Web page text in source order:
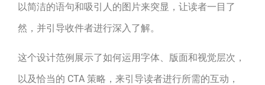
以简洁的语句和吸引人的图片来突显，让读者一目了
然，并引导收件者进行深入了解。
这个设计范例展示了如何运用字体、版面和视觉层次，
以及恰当的 CTA 策略，来引导读者进行所需的互动，